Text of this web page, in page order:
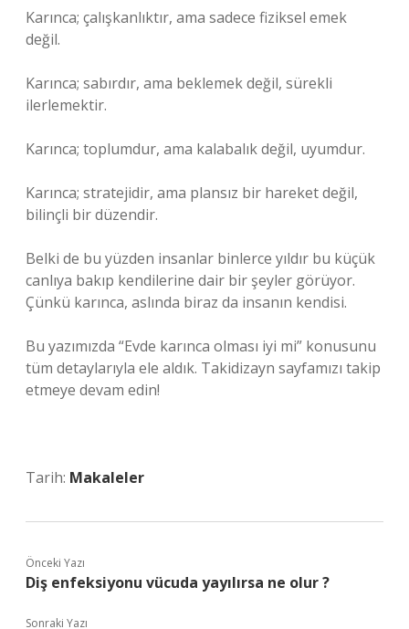
Karınca; çalışkanlıktır, ama sadece fiziksel emek
değil.
Karınca; sabırdır, ama beklemek değil, sürekli
ilerlemektir.
Karınca; toplumdur, ama kalabalık değil, uyumdur.
Karınca; stratejidir, ama plansız bir hareket değil,
bilinçli bir düzendir.
Belki de bu yüzden insanlar binlerce yıldır bu küçük
canlıya bakıp kendilerine dair bir şeyler görüyor.
Çünkü karınca, aslında biraz da insanın kendisi.
Bu yazımızda “Evde karınca olması iyi mi” konusunu
tüm detaylarıyla ele aldık. Takidizayn sayfamızı takip
etmeye devam edin!
Tarih: Makaleler
Önceki Yazı
Diş enfeksiyonu vücuda yayılırsa ne olur ?
Sonraki Yazı